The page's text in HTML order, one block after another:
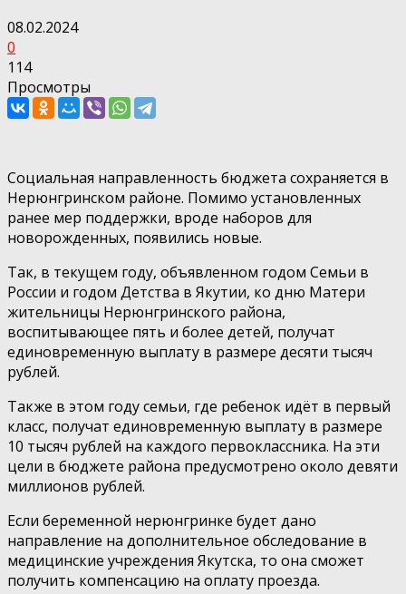
08.02.2024
0
114
Просмотры
Социальная направленность бюджета сохраняется в
Нерюнгринском районе. Помимо установленных
ранее мер поддержки, вроде наборов для
новорожденных, появились новые.
Так, в текущем году, объявленном годом Семьи в
России и годом Детства в Якутии, ко дню Матери
жительницы Нерюнгринского района,
воспитывающее пять и более детей, получат
единовременную выплату в размере десяти тысяч
рублей.
Также в этом году семьи, где ребенок идёт в первый
класс, получат единовременную выплату в размере
10 тысяч рублей на каждого первоклассника. На эти
цели в бюджете района предусмотрено около девяти
миллионов рублей.
Если беременной нерюнгринке будет дано
направление на дополнительное обследование в
медицинские учреждения Якутска, то она сможет
получить компенсацию на оплату проезда.